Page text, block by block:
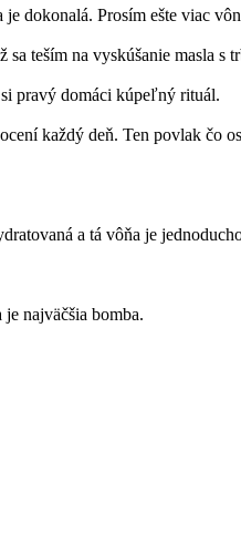
dokonalá. Prosím ešte viac
teším na vyskúšanie masla s
pravý domáci kúpeľný rituál.
každý deň. Ten povlak čo
a tá vôňa je
najväčšia bomba.